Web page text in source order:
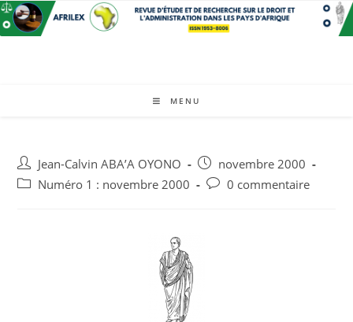
MENU
Jean-Calvin ABA’A OYONO
novembre 2000
Numéro 1 : novembre 2000
0 commentaire